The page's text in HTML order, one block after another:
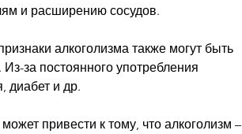
и расширению сосудов.
алкоголизма также могут быть
за постоянного употребления
диабет и др.
привести к тому, что алкоголизм –